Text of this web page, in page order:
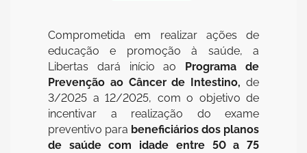
Comprometida em realizar ações de
educação e promoção à saúde, a
Libertas dará início ao Programa de
Prevenção ao Câncer de Intestino, de
3/2025 a 12/2025, com o objetivo de
incentivar a realização do exame
preventivo para beneficiários dos planos
de saúde com idade entre 50 a 75